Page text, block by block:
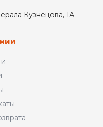
Кузнецова, 1А